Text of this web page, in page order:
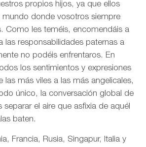
propios hijos, ya que ellos
mundo donde vosotros siempre
Como les teméis, encomendáis a
las responsabilidades paternas a
no podéis enfrentaros. En
los sentimientos y expresiones
las más viles a las más angelicales,
único, la conversación global de
el aire que asfixia de aquél
baten.
Francia, Rusia, Singapur, Italia y